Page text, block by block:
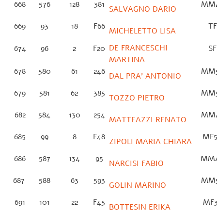
668 576 128 381 SALVAGNO DARIO
669 93 18 F66 MICHELETTO LISA
674 96 2 F20 DE FRANCESCHI
MARTINA
678 580 61 246 DAL PRA’ ANTONIO
679 581 62 385 TOZZO PIETRO
682 584 130 254 MATTEAZZI RENATO
685 99 8 F48 ZIPOLI MARIA CHIARA
686 587 134 95 NARCISI FABIO
687 588 63 593 GOLIN MARINO
691 101 22 F45 BOTTESIN ERIKA